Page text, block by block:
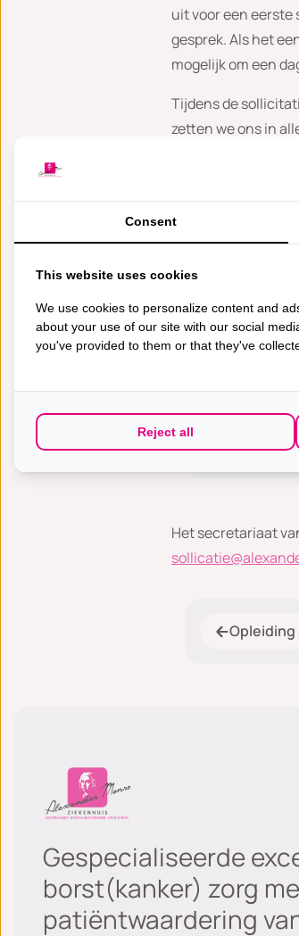
uit voor een eerste
gesprek. Als het
mogelijk om een
Tijdens de
zetten we ons in
Een
HR-
Het secretariaat
Gespecialiseerde
borst(kanker) zorg
patiëntwaardering
Consent
This website uses cookies
We use cookies to personalize content and
about your use of our site with our social
you've provided to them or that they've
Reject all